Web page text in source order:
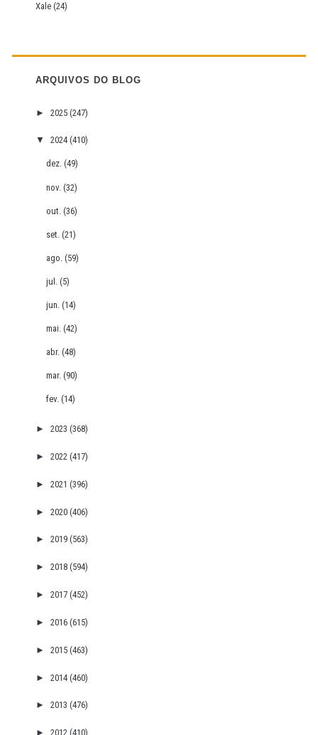
Xale (24)
ARQUIVOS DO BLOG
► 2025 (247)
▼ 2024 (410)
dez.(49)
nov.(32)
out.(36)
set.(21)
ago.(59)
jul.(5)
jun.(14)
mai.(42)
abr.(48)
mar.(90)
fev.(14)
► 2023 (368)
► 2022 (417)
► 2021 (396)
► 2020 (406)
► 2019 (563)
► 2018 (594)
► 2017 (452)
► 2016 (615)
► 2015 (463)
► 2014 (460)
► 2013 (476)
► 2012 (410)